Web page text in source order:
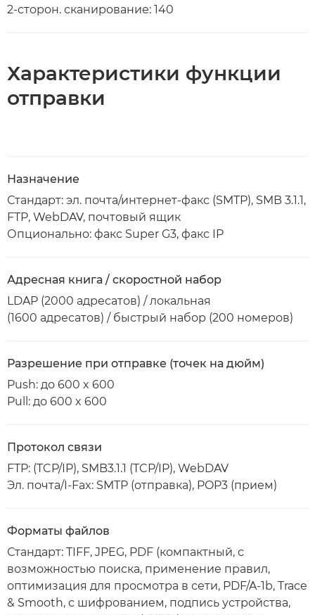
2-сторон. сканирование: 140
Характеристики функции
отправки
Назначение
Стандарт: эл. почта/интернет-факс (SMTP), SMB 3.1.1,
FTP, WebDAV, почтовый ящик
Опционально: факс Super G3, факс IP
Адресная книга / скоростной набор
LDAP (2000 адресатов) / локальная
(1600 адресатов) / быстрый набор (200 номеров)
Разрешение при отправке (точек на дюйм)
Push: до 600 x 600
Pull: до 600 x 600
Протокол связи
FTP: (TCP/IP), SMB3.1.1 (TCP/IP), WebDAV
Эл. почта/I-Fax: SMTP (отправка), POP3 (прием)
Форматы файлов
Стандарт: TIFF, JPEG, PDF (компактный, с
возможностью поиска, применение правил,
оптимизация для просмотра в сети, PDF/A-1b, Trace
& Smooth, с шифрованием, подпись устройства,